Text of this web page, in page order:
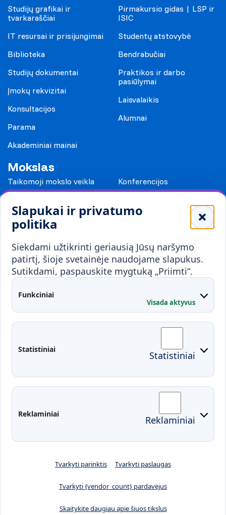
Slapukai ir privatumo
politika
Siekdami užtikrinti geriausią Jūsų naršymo
patirtį, šioje svetainėje naudojame slapukus.
Sutikdami, paspauskite mygtuką „Priimti“.
Funkciniai
Visada aktyvus
Statistiniai Statistiniai
Reklaminiai Reklaminiai
Tvarkyti parinktis Tvarkyti paslaugas
Tvarkyti {vendor_count} pardavėjus
Skaitykite daugiau apie šiuos tikslus
Studijų grafikai ir
tvarkaraščiai
IT resursai ir prisijungimai
Biblioteka
Studijų dokumentai
Įmokų rekvizitai
Konsultacijos
Parama
Akademiniai mainai
Pirmakursio gidas | LSP ir
ISIC
Studentų atstovybė
Bendrabučiai
Praktikos ir darbo
pasiūlymai
Laisvalaikis
Alumnai
Mokslas
Taikomoji mokslo veikla
Konferencijos
Mokykloms
Visuomenei ir verslui
Mokymai ir konsultavimas
Partnerystės
Karjera
Kontaktai
Administracija
Fakultetai
Studentų atstovybė
Moodle
EDINA
Pasirengimas ekstremaliai